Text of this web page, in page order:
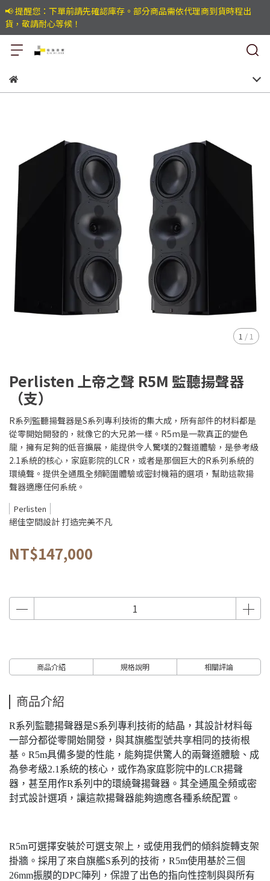
📢 提醒您：下單前請先確認庫存。部分商品需依代理商到貨時程出
貨，敬請耐心等候！
1 / 1
Perlisten 上帝之聲 R5M 監聽揚聲器
（支）
R系列監聽揚聲器是S系列專利技術的集大成，所有部件的材料都是
從零開始開發的，就像它的大兄弟一樣。R5m是一款真正的變色
龍，擁有足夠的低音擴展，能提供令人驚嘆的2聲道體驗，是參考級
2.1系統的核心，家庭影院的LCR，或者是那個巨大的R系列系統的
環繞聲。提供全通風全頻範圍體驗或密封機箱的選項，幫助這款揚
聲器適應任何系統。
Perlisten
絕佳空間設計 打造完美不凡
NT$147,000
商品介紹 規格說明 相關評論
商品介紹
R系列監聽揚聲器是S系列專利技術的結晶，其設計材料每
一部分都從零開始開發，與其旗艦型號共享相同的技術根
基。R5m具備多變的性能，能夠提供驚人的兩聲道體驗、成
為參考級2.1系統的核心，或作為家庭影院中的LCR揚聲
器，甚至用作R系列中的環繞聲揚聲器。其全通風全頻或密
封式設計選項，讓這款揚聲器能夠適應各種系統配置。
R5m可選擇安裝於可選支架上，或使用我們的傾斜旋轉支架
掛牆。採用了來自旗艦S系列的技術，R5m使用基於三個
26mm振膜的DPC陣列，保證了出色的指向性控制與與所有